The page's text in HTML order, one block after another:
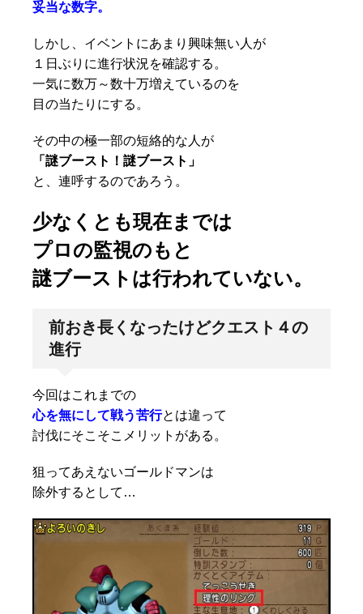
妥当な数字。
しかし、イベントにあまり興味無い人が
１日ぶりに進行状況を確認する。
一気に数万～数十万増えているのを
目の当たりにする。
その中の極一部の短絡的な人が
「謎ブースト！謎ブースト」
と、連呼するのであろう。
少なくとも現在までは
プロの監視のもと
謎ブーストは行われていない。
前おき長くなったけどクエスト４の
進行
今回はこれまでの
心を無にして戦う苦行とは違って
討伐にそこそこメリットがある。
狙ってあえないゴールドマンは
除外するとして…